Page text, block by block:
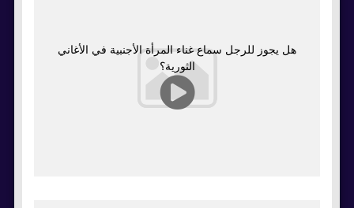
هل يجوز للرجل سماع غناء المرأة اﻷجنبية في اﻷغاني
الثورية؟